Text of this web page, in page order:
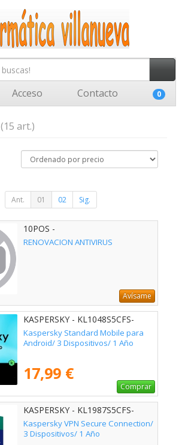
Acceso Contacto 0
(15 art.)
Ant. 01 02 Sig.
10POS -
RENOVACION ANTIVIRUS
Avísame
KASPERSKY - KL1048S5CFS-
MSBES
Kaspersky Standard Mobile para
Android/ 3 Dispositivos/ 1 Año
17,99 €
Comprar
KASPERSKY - KL1987S5CFS-
MSBES
Kaspersky VPN Secure Connection/
3 Dispositivos/ 1 Año